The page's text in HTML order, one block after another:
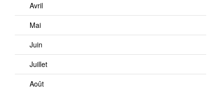
Avril
Mai
Juin
Juillet
Août